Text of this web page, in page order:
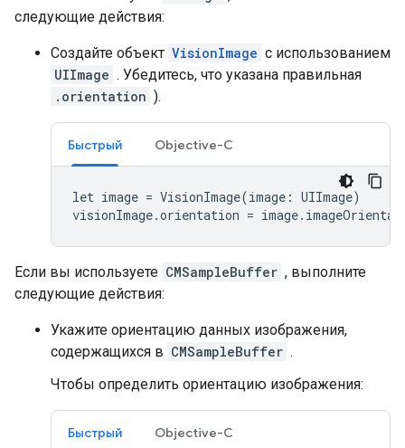
следующие действия:
Создайте объект VisionImage с использованием
UIImage . Убедитесь, что указана правильная
.orientation ).
Быстрый Objective-C
let image = VisionImage(image: UIImage)
visionImage.orientation =
Если вы используете CMSampleBuffer , выполните
следующие действия:
Укажите ориентацию данных изображения,
содержащихся в CMSampleBuffer .
Чтобы определить ориентацию изображения:
Быстрый Objective-C